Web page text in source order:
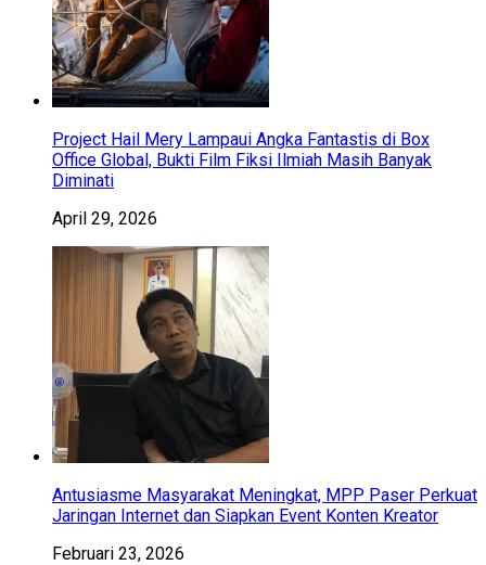
Project Hail Mery Lampaui Angka Fantastis di Box
Office Global, Bukti Film Fiksi Ilmiah Masih Banyak
Diminati
April 29, 2026
Antusiasme Masyarakat Meningkat, MPP Paser Perkuat
Jaringan Internet dan Siapkan Event Konten Kreator
Februari 23, 2026